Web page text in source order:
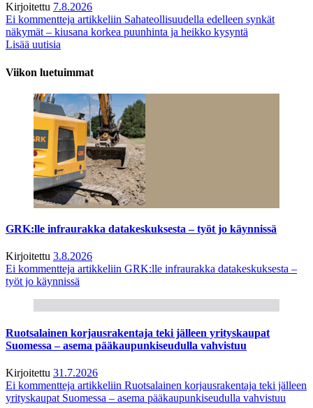
Kirjoitettu 7.8.2026
Ei kommentteja artikkeliin Sahateollisuudella edelleen synkät
näkymät – kiusana korkea puunhinta ja heikko kysyntä
Lisää uutisia
Viikon luetuimmat
GRK:lle infraurakka datakeskuksesta – työt jo käynnissä
Kirjoitettu 3.8.2026
Ei kommentteja artikkeliin GRK:lle infraurakka datakeskuksesta –
työt jo käynnissä
Ruotsalainen korjausrakentaja teki jälleen yrityskaupat
Suomessa – asema pääkaupunkiseudulla vahvistuu
Kirjoitettu 31.7.2026
Ei kommentteja artikkeliin Ruotsalainen korjausrakentaja teki jälleen
yrityskaupat Suomessa – asema pääkaupunkiseudulla vahvistuu